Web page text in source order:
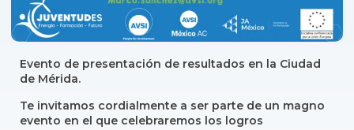
Evento de presentación de resultados en la Ciudad
de Mérida.
Te invitamos cordialmente a ser parte de un magno
evento en el que celebraremos los logros